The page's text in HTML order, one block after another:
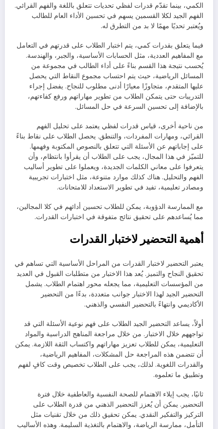
الكمي، بينما تقدّم قدرات لفظي تحديات تتعلق باللغة والفهم القرائي.
الفهم الجيد لكلا القسمين يسهم في تحسين الأداء العام للطالب
ويُعتبر تحديًا مهمًا لا بد من التطرق له.
فيما يتعلق بقدرات كمي، يتم اختبار الطلاب على قدرتهم في التعامل
مع المفاهيم العددية، مثل الحسابات الأساسية، والجبر، والهندسة.
يُحسب نتيجة هذا القسم بناءً على أداء الطالب في مجموعة من
المسائل الرياضية، حيث يتم احتساب مجموع النقاط التي يحصل
عليها المتقدم، متجاوزًا معيارًا أدنى مطلوب للنجاح. يفضل إجراء
التدريبات حتى يتمكن الطلاب من تطوير مهاراتهم ورفع كفاءتهم،
بالإضافة إلى تحسين السرعة في حل المسائل.
من ناحية أخرى، قياس قدرات لفظي يعتمد على تحليل الفهم
القرائي، ومهارات المفردات، والتنطق. يحصل الطلاب على نقاط بناءً
على إجاباتهم عن الأسئلة التي تتعلق بالنصوص المكتوبة وفهمها.
للتميّز في هذا المجال، يجب على الطلاب أن يقرأوا بانتظام، وأن
يتعرفوا على معاني الكلمات الجديدة، ويعملوا على تطوير أساليب
الفهم والتحليل. هناك كذلك موارد متنوعة، مثل اختبارات تجريبية
ومصادر تعليمية، تفيد في تطوير الاستعداد للامتحانات.
مع الممارسة الدؤوبة، يمكن للطلاب تحسين أدائهم في كلا المجالين،
مما يُساعدهم على تحقيق نتائج متفوقة في اختبارات القدرات.
أهمية التحضير لاختبار القدرات
يعتبر التحضير لاختبار القدرات من المراحل الأساسية التي تساهم في
تحقيق النجاح والتميز. يُعد هذا الاختبار من متطلبات القبول في العديد
من المؤسسات التعليمية، مما يجعله محور اهتمام الطلاب. يشمل
التحضير الجيد لهذا الاختبار جوانب متعددة، بدءًا من التحضير
الأكاديمي وانتهاءً بالتحضير النفسي والذهني.
أولاً، يساعد التحضير الجيد الطلاب على فهم نوعية الأسئلة التي قد
تواجههم خلال الاختبار. من خلال مراجعة المناهج الدراسية والمواد
التعليمية، يمكن للطلاب تعزيز مهاراتهم واكتساب الثقة اللازمة. يمكن
أن تتضمن هذه المراجعة حل المشكلات، المفاهيم الرياضية،
والقدرات اللغوية. لذلك، يجب على الطلاب تخصيص وقت كافٍ لفهم
وتطبيق ما تعلموه.
ثانيًا، يجب إيلاء الاهتمام للصحة النفسية والعاطفية خلال فترة
التحضير. يمكن أن يُعزز التحضير الذهني من قدرة الطلاب على
التركيز والتفكير النقدي. يمكن تحقيق ذلك من خلال تقنيات مثل
التأمل، ممارسة الرياضة، والاهتمام بالتغذية السليمة. وهذه الأساليب